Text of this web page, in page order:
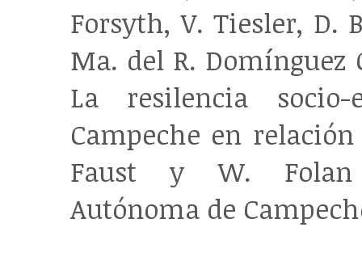
Forsyth, V. Tiesler, D.
Ma. del R. Domínguez
La resilencia
Campeche en
Faust y W. Folan
Autónoma de